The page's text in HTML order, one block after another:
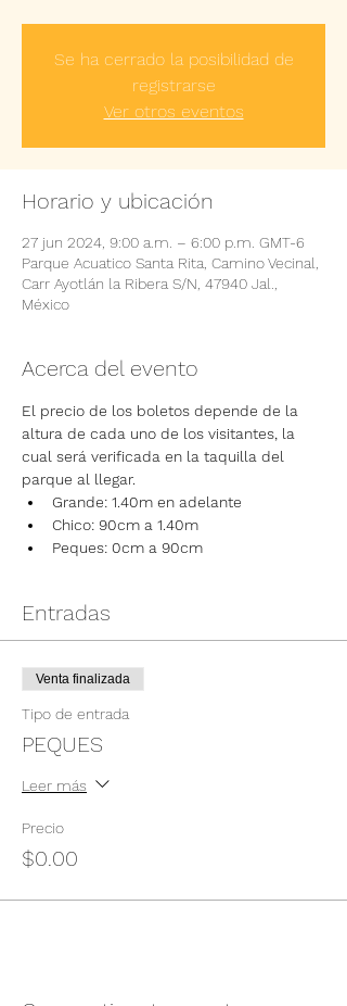
Se ha cerrado la posibilidad de
registrarse
Ver otros eventos
Horario y ubicación
27 jun 2024, 9:00 a.m. – 6:00 p.m. GMT-6
Parque Acuatico Santa Rita, Camino Vecinal,
Carr Ayotlán la Ribera S/N, 47940 Jal.,
México
Acerca del evento
El precio de los boletos depende de la
altura de cada uno de los visitantes, la
cual será verificada en la taquilla del
parque al llegar.
Grande: 1.40m en adelante
Chico: 90cm a 1.40m
Peques: 0cm a 90cm
Entradas
Venta finalizada
Tipo de entrada
PEQUES
Leer más
Precio
$0.00